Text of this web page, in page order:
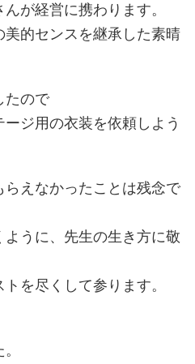
が経営に携わります。
的センスを継承した素晴
たので
ジ用の衣装を依頼しよう
えなかったことは残念で
うに、先生の生き方に敬
を尽くして参ります。